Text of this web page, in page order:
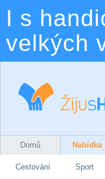
I s
velkých
Domů Nabídka
Cestování Sport